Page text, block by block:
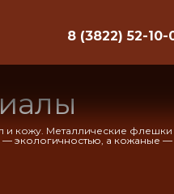
8 (3822) 52-10-
и кожу. Металлические флешки
экологичностью, а кожаные —